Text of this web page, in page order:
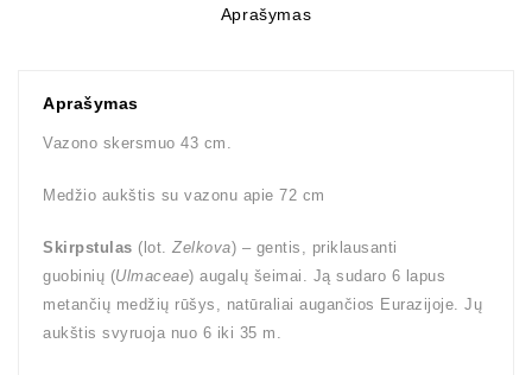
Aprašymas
Aprašymas
Vazono skersmuo 43 cm.
Medžio aukštis su vazonu apie 72 cm
Skirpstulas (lot. Zelkova) – gentis, priklausanti
guobinių (Ulmaceae) augalų šeimai. Ją sudaro 6 lapus
metančių medžių rūšys, natūraliai augančios Eurazijoje. Jų
aukštis svyruoja nuo 6 iki 35 m.